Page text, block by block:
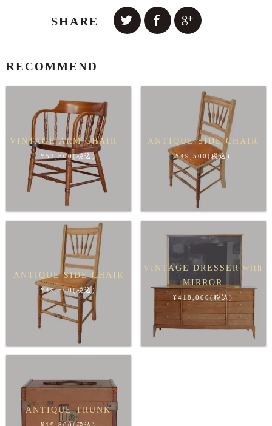
SHARE
RECOMMEND
VINTAGE ARM CHAIR
¥52,800(税込)
ANTIQUE SIDE CHAIR
¥49,500(税込)
ANTIQUE SIDE CHAIR
¥49,500(税込)
VINTAGE DRESSER with
MIRROR
¥418,000(税込)
ANTIQUE TRUNK